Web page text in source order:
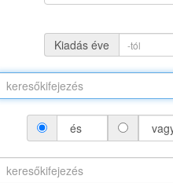
Kiadás éve
és